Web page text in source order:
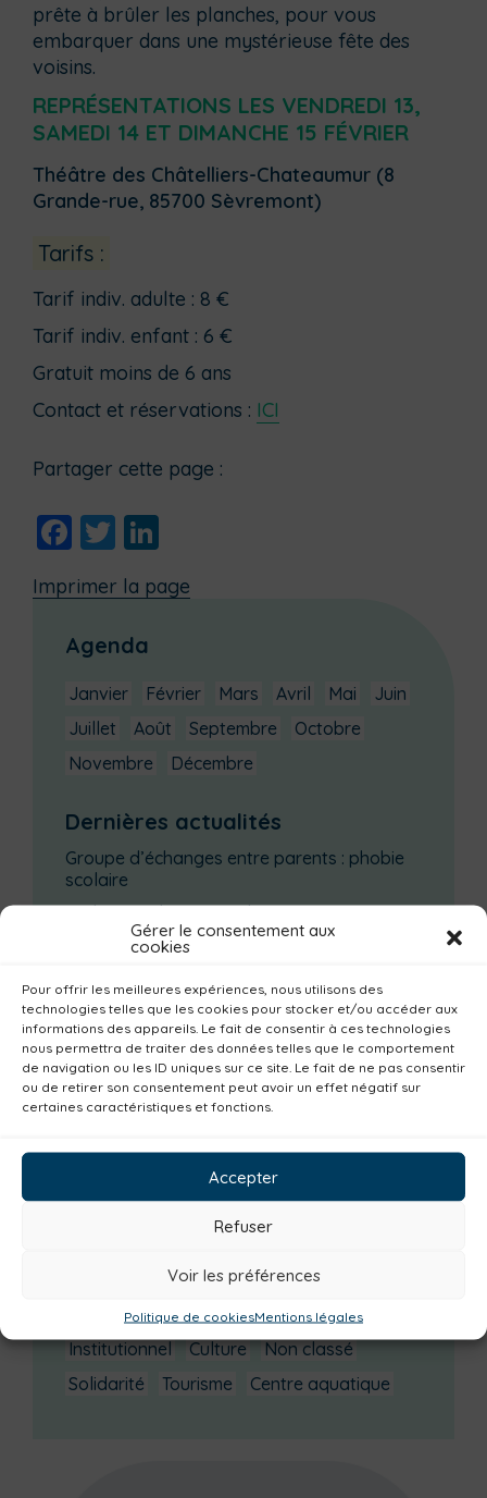
Gérer le consentement aux
cookies
Pour offrir les meilleures expériences, nous utilisons des
technologies telles que les cookies pour stocker et/ou accéder aux
informations des appareils. Le fait de consentir à ces technologies
nous permettra de traiter des données telles que le comportement
de navigation ou les ID uniques sur ce site. Le fait de ne pas consentir
ou de retirer son consentement peut avoir un effet négatif sur
certaines caractéristiques et fonctions.
Accepter
Refuser
Voir les préférences
Politique de cookiesMentions légales
prête à brûler les planches, pour vous
embarquer dans une mystérieuse fête des
voisins.
REPRÉSENTATIONS LES VENDREDI 13,
SAMEDI 14 ET DIMANCHE 15 FÉVRIER
Théâtre des Châtelliers-Chateaumur (8
Grande-rue, 85700 Sèvremont)
Tarifs :
Tarif indiv. adulte : 8 €
Tarif indiv. enfant : 6 €
Gratuit moins de 6 ans
Contact et réservations : ICI
Partager cette page :
Facebook
Twitter
Imprimer la page
Agenda
Janvier Février Mars Avril Mai
Juin
Juillet
Août Septembre
Octobre
Novembre
Décembre
Dernières actualités
Groupe d’échanges entre parents : phobie
scolaire
Ateliers sur la périnatalité
La saison culturelle 2026-2027 est lancée !
Enquête publique
Catégories actualités / agenda
Environnement Mobilité
Economie Jeunesse
Loisirs Magazine
Parents
Bibliothèques
Déchèteries
Familles
Institutionnel
Culture
Non classé
Solidarité
Tourisme Centre aquatique